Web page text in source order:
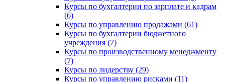
Курсы по бухгалтерии по зарплате и кадрам
(6)
Курсы по управлению продажами (61)
Курсы по бухгалтерии бюджетного
учреждения (7)
Курсы по производственному менеджменту
(7)
Курсы по лидерству (29)
Курсы по управлению рисками (11)